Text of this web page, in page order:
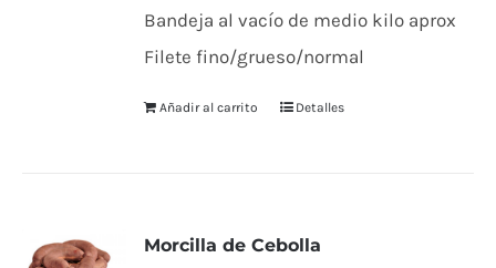
la
Bandeja al vacío de medio kilo aprox
Filete fino/grueso/normal
Añadir al carrito Detalles
Morcilla de Cebolla